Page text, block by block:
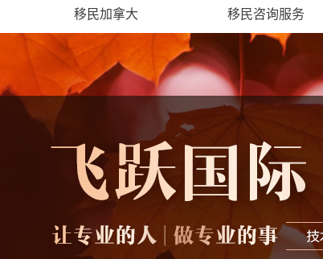
移民加拿大 移民咨询服务